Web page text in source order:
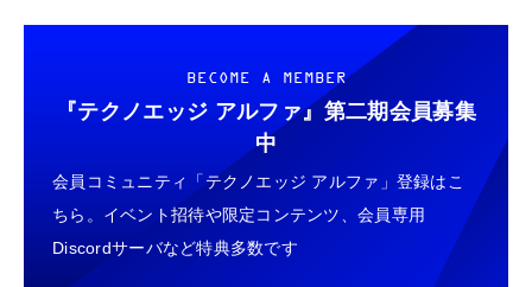
BECOME A MEMBER
『テクノエッジ アルファ』 第二期会員募集
中
会員コミュニティ「テクノエッジ アルファ」登録はこ
ちら。イベント招待や限定コンテンツ、会員専用
Discordサーバなど特典多数です